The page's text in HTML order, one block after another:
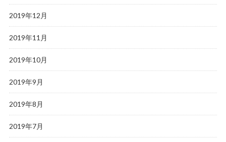
2019年12月
2019年11月
2019年10月
2019年9月
2019年8月
2019年7月